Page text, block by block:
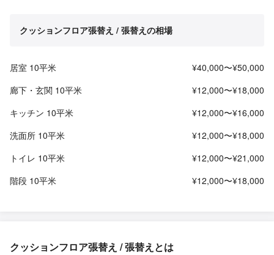
クッションフロア張替え / 張替えの相場
居室 10平米
¥40,000〜¥50,000
廊下・玄関 10平米
¥12,000〜¥18,000
キッチン 10平米
¥12,000〜¥16,000
洗面所 10平米
¥12,000〜¥18,000
トイレ 10平米
¥12,000〜¥21,000
階段 10平米
¥12,000〜¥18,000
クッションフロア張替え / 張替えとは